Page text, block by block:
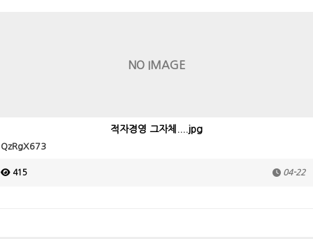
NO IMAGE
적자경영 그자체....jpg
QzRgX673
415 04-22